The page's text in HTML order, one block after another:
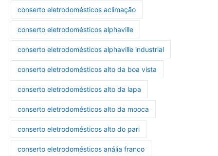
conserto eletrodomésticos aclimação
conserto eletrodomésticos alphaville
conserto eletrodomésticos alphaville industrial
conserto eletrodomésticos alto da boa vista
conserto eletrodomésticos alto da lapa
conserto eletrodomésticos alto da mooca
conserto eletrodomésticos alto do pari
conserto eletrodomésticos anália franco